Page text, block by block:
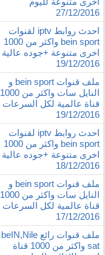
27/12/2016
احدث روابط iptv لقنوات
bein sport واكثر من 1000
اخرى متنوعة +جوده عالية
19/12/2016
ملف قنوات bein sport و
النايل سات واكثر من 1000
قناة عالمية لكل السرعات
19/12/2016
احدث روابط iptv لقنوات
bein sport واكثر من 1000
اخرى متنوعة +جوده عالية
18/12/2016
ملف قنوات bein sport و
النايل سات واكثر من 1000
قناة عالمية لكل السرعات
17/12/2016
ملف قنوات رائع beIN,Nile
sat واكثر من 1000 قناة